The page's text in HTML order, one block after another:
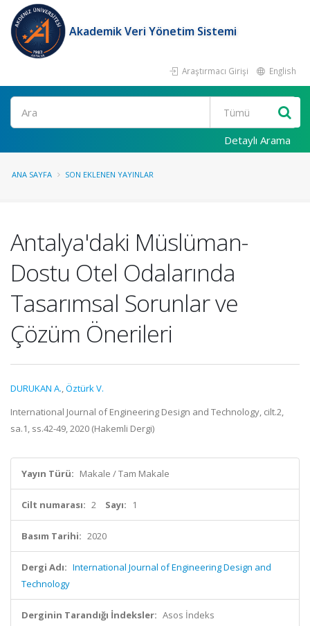
Akademik Veri Yönetim Sistemi
Araştırmacı Girişi English
Ara
Detaylı Arama
ANA SAYFA SON EKLENEN YAYINLAR
Antalya'daki Müslüman-
Dostu Otel Odalarında
Tasarımsal Sorunlar ve
Çözüm Önerileri
DURUKAN A.,Öztürk V.
International Journal of Engineering Design and Technology, cilt.2,
sa.1, ss.42-49, 2020 (Hakemli Dergi)
Yayın Türü: Makale / Tam Makale
Cilt numarası: 2 Sayı: 1
Basım Tarihi: 2020
Dergi Adı: International Journal of Engineering Design and
Technology
Derginin Tarandığı İndeksler: Asos İndeks